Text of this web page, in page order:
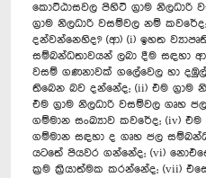
කොට්ඨාසවල පිහිටි ග්‍රාම නිලධාරි
ග්‍රාම නිලධාරි වසම්වල නම්
දන්වන්නෙහිද? (ආ) (i) ඉහත
සම්බන්ධතාවයන් ලබා දීම සඳහා
වසම් ගණනාවක් ගලේවෙල හා
තිබෙන බව දන්නේද;‍ (ii) එම ග්‍රාම
එම ග්‍රාම නිලධාරි වසම්වල ගෘහ
ගම්මාන සංඛ්‍යාව කවරේද;‍ (iv)
ගම්මාන සඳහා ද ගෘහ ජල
යටතේ පියවර ගන්නේද; (vi)
ක්‍රම ක්‍රියාත්මක කරන්නේද; (vii)